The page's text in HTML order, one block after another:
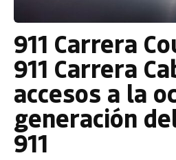
911 Carrera
911 Carrera
accesos a la
generación
911